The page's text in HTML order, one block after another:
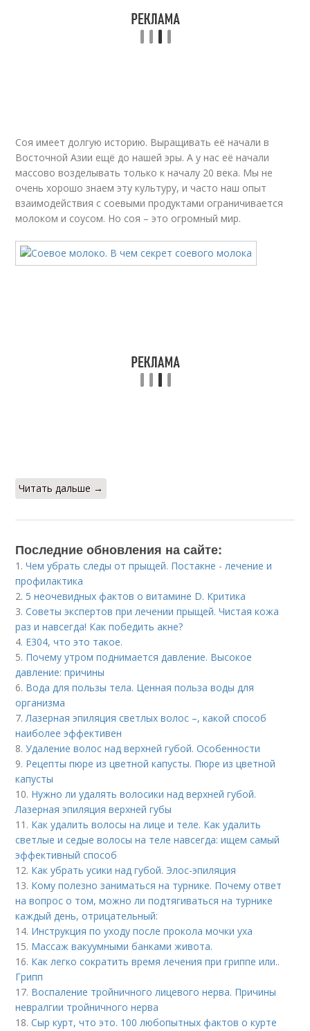
Соя имеет долгую историю. Выращивать её начали в
Восточной Азии ещё до нашей эры. А у нас её начали
массово возделывать только к началу 20 века. Мы не
очень хорошо знаем эту культуру, и часто наш опыт
взаимодействия с соевыми продуктами ограничивается
молоком и соусом. Но соя – это огромный мир.
Читать дальше →
Последние обновления на сайте:
1.Чем убрать следы от прыщей. Постакне - лечение и
профилактика
2. 5 неочевидных фактов о витамине D. Критика
3.Советы экспертов при лечении прыщей. Чистая кожа
раз и навсегда! Как победить акне?
4. Е304, что это такое.
5. Почему утром поднимается давление. Высокое
давление: причины
6. Вода для пользы тела. Ценная польза воды для
организма
7.Лазерная эпиляция светлых волос –, какой способ
наиболее эффективен
8.Удаление волос над верхней губой. Особенности
9. Рецепты пюре из цветной капусты. Пюре из цветной
капусты
10. Нужно ли удалять волосики над верхней губой.
Лазерная эпиляция верхней губы
11. Как удалить волосы на лице и теле. Как удалить
светлые и седые волосы на теле навсегда: ищем самый
эффективный способ
12. Как убрать усики над губой. Элос-эпиляция
13. Кому полезно заниматься на турнике. Почему ответ
на вопрос о том, можно ли подтягиваться на турнике
каждый день, отрицательный:
14. Инструкция по уходу после прокола мочки уха
15. Массаж вакуумными банками живота.
16. Как легко сократить время лечения при гриппе или..
Грипп
17. Воспаление тройничного лицевого нерва. Причины
невралгии тройничного нерва
18.Сыр курт, что это. 100 любопытных фактов о курте